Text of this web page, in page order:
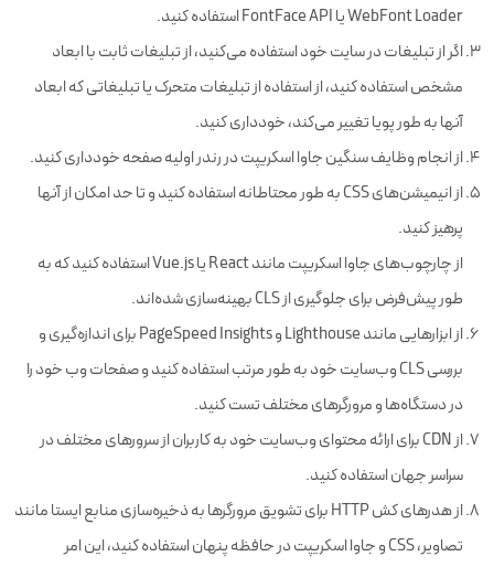
WebFont Loader یا FontFace API استفاده کنید.
اگر از تبلیغات در سایت خود استفاده می‌کنید، از تبلیغات ثابت با ابعاد
مشخص استفاده کنید، از استفاده از تبلیغات متحرک یا تبلیغاتی که ابعاد
آنها به طور پویا تغییر می‌کند، خودداری کنید.
از انجام وظایف سنگین جاوا اسکریپت در رندر اولیه صفحه خودداری کنید.
از انیمیشن‌های CSS به طور محتاطانه استفاده کنید و تا حد امکان از آنها
پرهیز کنید.
از چارچوب‌های جاوا اسکریپت مانند React یا Vue.js استفاده کنید که به
طور پیش‌فرض برای جلوگیری از CLS بهینه‌سازی شده‌اند.
از ابزارهایی مانند Lighthouse و PageSpeed Insights برای اندازه‌گیری و
بررسی CLS وب‌سایت خود به طور مرتب استفاده کنید و صفحات وب خود را
در دستگاه‌ها و مرورگرهای مختلف تست کنید.
از CDN برای ارائه محتوای وب‌سایت خود به کاربران از سرورهای مختلف در
سراسر جهان استفاده کنید.
از هدرهای کش HTTP برای تشویق مرورگرها به ذخیره‌سازی منابع ایستا مانند
تصاویر، CSS و جاوا اسکریپت در حافظه پنهان استفاده کنید، این امر